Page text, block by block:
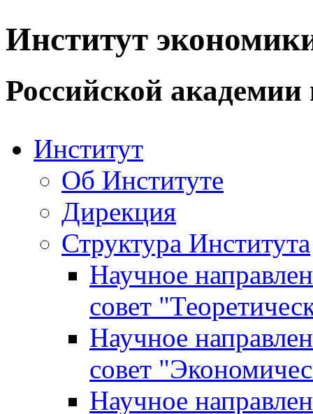
Институт
Российской академии
Институт
Об Институте
Дирекция
Структура Института
Научное
совет
Научное
совет
Научное